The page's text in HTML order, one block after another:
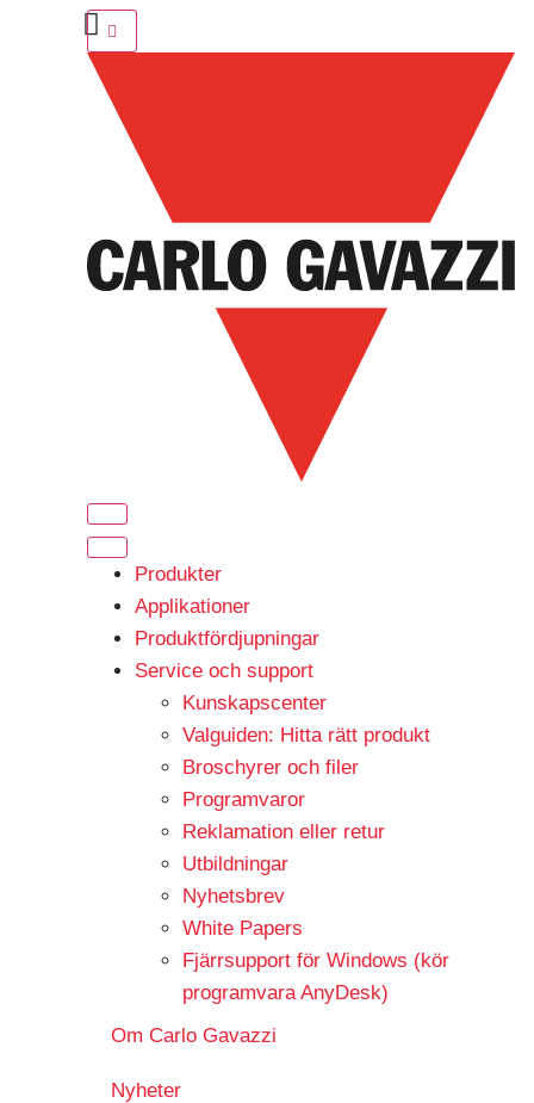
Produkter
Applikationer
Produktfördjupningar
Service och support
Kunskapscenter
Valguiden: Hitta rätt produkt
Broschyrer och filer
Programvaror
Reklamation eller retur
Utbildningar
Nyhetsbrev
White Papers
Fjärrsupport för Windows (kör
programvara AnyDesk)
Om Carlo Gavazzi
Nyheter